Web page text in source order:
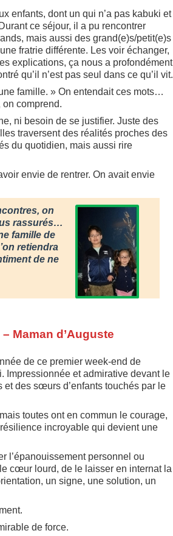
enfants, dont un qui n’a pas kabuki et
ce séjour, il a pu rencontrer
mais aussi des grand(e)s/petit(e)s
fratrie différente. Les voir échanger,
explications, ça nous a profondément
qu’il n’est pas seul dans ce qu’il vit.
famille. » On entendait ces mots…
comprend.
ni besoin de se justifier. Juste des
traversent des réalités proches des
du quotidien, mais aussi rire
envie de rentrer. On avait envie
on
rassurés…
famille de
retiendra
de ne
Maman d’Auguste
de ce premier week-end de
Impressionnée et admirative devant le
des sœurs d’enfants touchés par le
toutes ont en commun le courage,
incroyable qui devient une
l’épanouissement personnel ou
cœur lourd, de le laisser en internat la
un signe, une solution, un
de force.